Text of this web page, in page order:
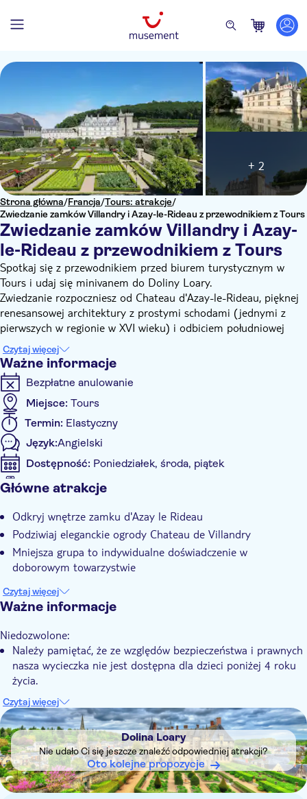
Strona główna/Francja/Tours: atrakcje/
Zwiedzanie zamków Villandry i Azay-le-Rideau z przewodnikiem z Tours
Zwiedzanie zamków Villandry i Azay-
le-Rideau z przewodnikiem z Tours
+ 2
Spotkaj się z przewodnikiem przed biurem turystycznym w
Tours i udaj się minivanem do Doliny Loary.
Zwiedzanie rozpoczniesz od Chateau d'Azay-le-Rideau, pięknej
renesansowej architektury z prostymi schodami (jednymi z
pierwszych w regionie w XVI wieku) i odbiciem południowej
fasady na rzece Indre. Po spacerze w parku zamkowym udasz
się do następnego przystanku: Château de Villandry,
renesansowego klejnotu zaliczanego do francuskiego
dziedzictwa (ta wizyta obejmuje tylko dostęp do ogrodów).
Wizyta w tym zamku dostarczy Ci wielu wspomnień, które
będziesz mógł zabrać ze sobą do domu. Tutaj odkryjesz
wspaniałe formalne ogrody Villandry, piękne i delikatnie
zadbane arcydzieło krajobrazu.
Twój lokalny przewodnik podzieli się z Tobą całą swoją wiedzą
na temat tego francuskiego ogrodu i pokaże Ci ukryte zakątki,
z których będziesz miał najlepszy widok na to niezwykłe
Czytaj więcej
Ważne informacje
Bezpłatne anulowanie
Miejsce: Tours
Termin: Elastyczny
Język:Angielski
Dostępność: Poniedziałek, środa, piątek
Akceptowany kupon elektroniczny
Natychmiastowe potwierdzenie
Bez kolejki
Wliczone są opłaty za wstęp
Lokalny charakter
Small group
Transport w cenie
Główne atrakcje
Odkryj wnętrze zamku d'Azay le Rideau
Podziwiaj eleganckie ogrody Chateau de Villandry
Mniejsza grupa to indywidualne doświadczenie w
doborowym towarzystwie
Czytaj więcej
Ważne informacje
Niedozwolone:
Należy pamiętać, że ze względów bezpieczeństwa i prawnych
nasza wycieczka nie jest dostępna dla dzieci poniżej 4 roku
życia.
Należy wiedzieć z wyprzedzeniem:
Posiadanie biletu jest bezwzględnie wymagane, aby uzyskać
dostęp do furgonetki na początku wycieczki, w tym dla
dzieci. Dodatki w ostatniej chwili w dniu wycieczki nie będą
akceptowane.
Aby wycieczka mogła się odbyć, wymagane są co najmniej 2
osoby. Jeśli minimalna liczba uczestników nie zostanie
Czytaj więcej
DSA1Dolina Loary
Dolina Loary
Nie udało Ci się jeszcze znaleźć odpowiedniej atrakcji?
Oto kolejne propozycje